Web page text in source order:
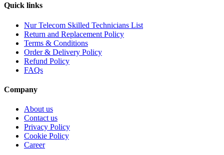
Quick links
Nur Telecom Skilled Technicians List
Return and Replacement Policy
Terms & Conditions
Order & Delivery Policy
Refund Policy
FAQs
Company
About us
Contact us
Privacy Policy
Cookie Policy
Career